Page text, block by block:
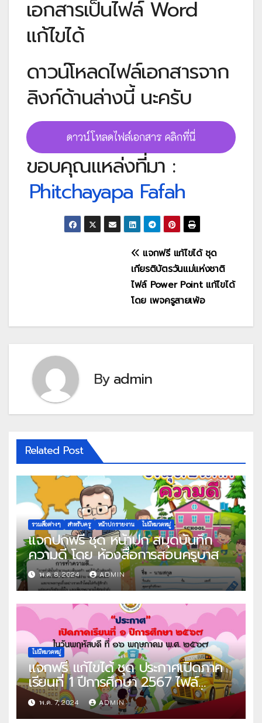
เอกสารเป็นไฟล์ Word
แก้ไขได้
ดาวน์โหลดไฟล์เอกสารจาก
ลิงก์ด้านล่างนี้ นะครับ
ดาวน์โหลดไฟล์เอกสาร คลิกที่นี่
ขอบคุณแหล่งที่มา :
Phitchayapa Fafah
แจกฟรี แก้ไขได้ ชุด
เกียรติบัตรวันแม่แห่งชาติ
ไฟล์ Power Point แก้ไขได้
โดย เพจครูสายเพ้อ
Byadmin
Related Post
รวมสื่อต่างๆ สำหรับครู หน้าปกรายงาน ไม่มีหมวดหมู่
แจกปกฟรี ชุด หน้าปก สมุดบันทึก
ความดี โดย ห้องสื่อการสอนครูบาส
พ.ค. 8, 2024 ADMIN
ไม่มีหมวดหมู่
แจกฟรี แก้ไขได้ ชุด ประกาศเปิดภาค
เรียนที่ 1 ปีการศึกษา 2567 ไฟล์
Power Point แก้ไขได้ โดย ปันสื่อการ
สอนครูเอกชัย
พ.ค. 7, 2024 ADMIN